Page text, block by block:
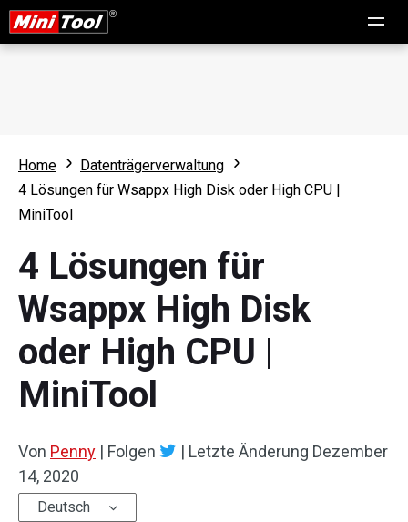
Home
Datenträgerverwaltung
4 Lösungen für Wsappx High Disk oder High CPU |
MiniTool
4 Lösungen für
Wsappx High Disk
oder High CPU |
MiniTool
Von Penny | Folgen | Letzte Änderung Dezember
14, 2020
Deutsch